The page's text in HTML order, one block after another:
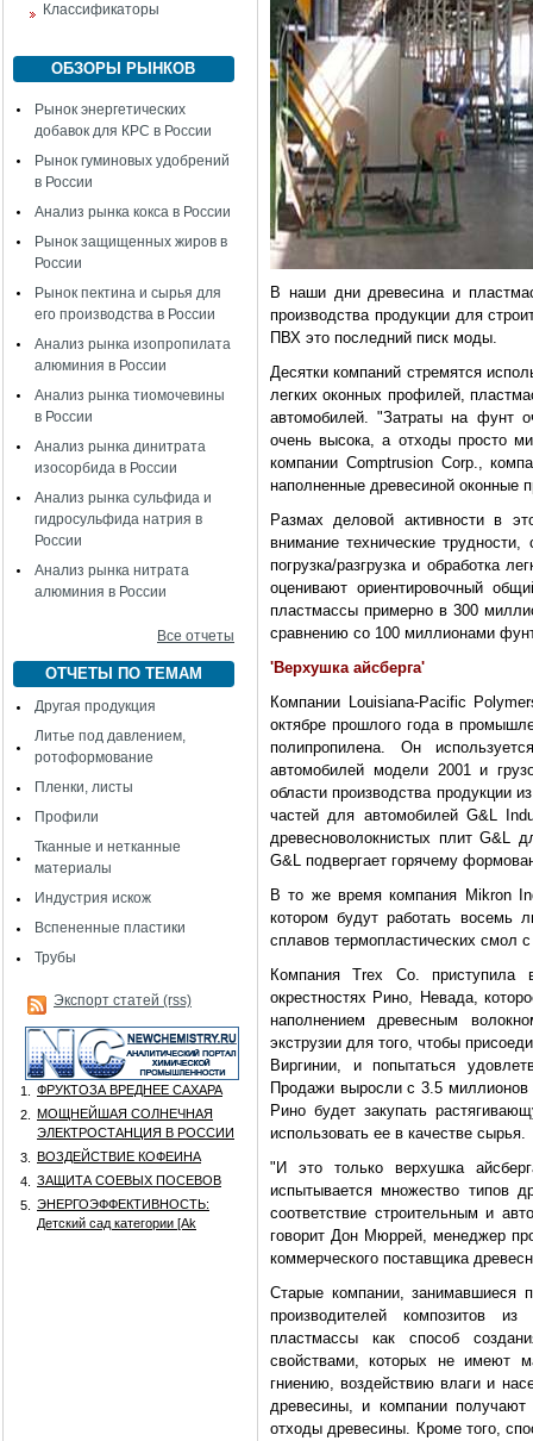
Классификаторы
ОБЗОРЫ РЫНКОВ
Рынок энергетических
добавок для КРС в России
Рынок гуминовых удобрений
в России
Анализ рынка кокса в России
Рынок защищенных жиров в
России
Рынок пектина и сырья для
его производства в России
Анализ рынка изопропилата
алюминия в России
Анализ рынка тиомочевины
в России
Анализ рынка динитрата
изосорбида в России
Анализ рынка сульфида и
гидросульфида натрия в
России
Анализ рынка нитрата
алюминия в России
Все отчеты
ОТЧЕТЫ ПО ТЕМАМ
Другая продукция
Литье под давлением,
ротоформование
Пленки, листы
Профили
Тканные и нетканные
материалы
Индустрия искож
Вспененные пластики
Трубы
Экспорт статей (rss)
1.
ФРУКТОЗА ВРЕДНЕЕ САХАРА
2.
МОЩНЕЙШАЯ СОЛНЕЧНАЯ
ЭЛЕКТРОСТАНЦИЯ В РОССИИ
3.
ВОЗДЕЙСТВИЕ КОФЕИНА
4.
ЗАЩИТА СОЕВЫХ ПОСЕВОВ
5.
ЭНЕРГОЭФФЕКТИВНОСТЬ:
Детский сад категории [Аk
В наши дни древесина и
производства продукции для
ПВХ это последний писк моды.
Десятки компаний стремятся
легких оконных профилей,
автомобилей. "Затраты на фунт
очень высока, а отходы просто
компании Comptrusion Corp.,
наполненные древесиной оконные
Размах деловой активности в
внимание технические
погрузка/разгрузка и обработка
оценивают ориентировочный
пластмассы примерно в 300
сравнению со 100 миллионами
'Верхушка айсберга'
Компании Louisiana-Pacific
октябре прошлого года в
полипропилена. Он
автомобилей модели 2001 и
области производства продукции
частей для автомобилей G&L
древесноволокнистых плит G&L
G&L подвергает горячему
В то же время компания Mikron
котором будут работать восемь
сплавов термопластических смол
Компания Trex Co.
окрестностях Рино, Невада,
наполнением древесным
экструзии для того, чтобы
Виргинии, и попытаться
Продажи выросли с 3.5 миллионов
Рино будет закупать
использовать ее в качестве сырья.
"И это только верхушка
испытывается множество типов
соответствие строительным и
говорит Дон Мюррей, менеджер
коммерческого поставщика
Старые компании, занимавшиеся
производителей композитов
пластмассы как способ
свойствами, которых не имеют
гниению, воздействию влаги и
древесины, и компании
отходы древесины. Кроме того,